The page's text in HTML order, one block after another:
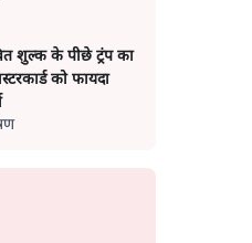
शुल्क के पीछे ट्रंप का
को फायदा